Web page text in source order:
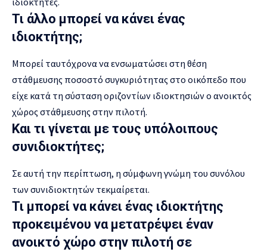
Τι άλλο μπορεί να κάνει ένας
ιδιοκτήτης;
Μπορεί ταυτόχρονα να ενσωματώσει στη θέση
στάθμευσης ποσοστό συγκυριότητας στο οικόπεδο που
είχε κατά τη σύσταση οριζοντίων ιδιοκτησιών ο ανοικτός
χώρος στάθμευσης στην πιλοτή.
Και τι γίνεται με τους υπόλοιπους
συνιδιοκτήτες;
Σε αυτή την περίπτωση, η σύμφωνη γνώμη του συνόλου
των συνιδιοκτητών τεκμαίρεται.
Τι μπορεί να κάνει ένας ιδιοκτήτης
προκειμένου να μετατρέψει έναν
ανοικτό χώρο στην πιλοτή σε